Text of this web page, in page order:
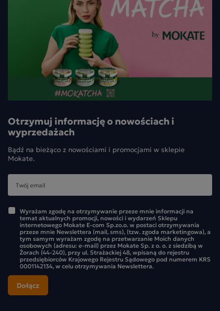
Otrzymuj informację o nowościach i
wyprzedażach
Bądź na bieżąco z nowościami i promocjami w sklepie
Mokate.
Wyrażam zgodę na otrzymywanie przeze mnie informacji na
temat aktualnych promocji, nowości i wydarzeń Sklepu
internetowego Mokate E-com Sp.zo.o. w postaci otrzymywania
przeze mnie Newslettera (mail, sms), (tzw. zgoda marketingowa), a
tym samym wyrażam zgodę na przetwarzanie Moich danych
osobowych (adresu: e-mail) przez Mokate Sp. z o. o. z siedzibą w
Żorach (44-240), przy ul. Strażackiej 48, wpisaną do rejestru
przedsiębiorców Krajowego Rejestru Sądowego pod numerem KRS
0001142134, w celu otrzymywania Newslettera.